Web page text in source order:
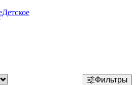
Детское
Фильтры